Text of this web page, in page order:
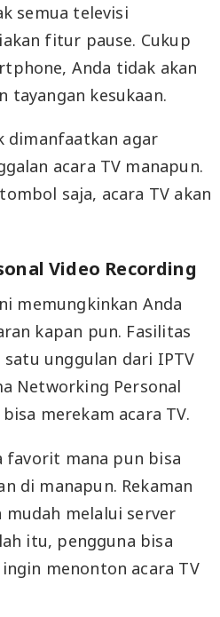
semua televisi
fitur pause. Cukup
Anda tidak akan
tayangan kesukaan.
dimanfaatkan agar
acara TV manapun.
saja, acara TV akan
Video Recording
memungkinkan Anda
kapan pun. Fasilitas
unggulan dari IPTV
Networking Personal
merekam acara TV.
favorit mana pun bisa
di manapun. Rekaman
mudah melalui server
itu, pengguna bisa
menonton acara TV